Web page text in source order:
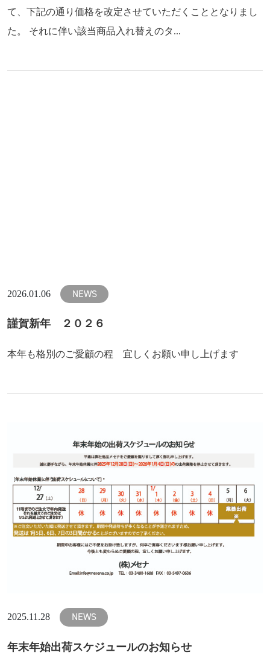
て、下記の通り価格を改定させていただくこととなりまし
た。 それに伴い該当商品入れ替えのタ...
2026.01.06 NEWS
謹賀新年 ２０２６
本年も格別のご愛顧の程 宜しくお願い申し上げます
2025.11.28 NEWS
年末年始出荷スケジュールのお知らせ